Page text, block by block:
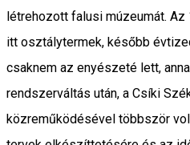
létrehozott falusi múzeumát.
itt osztálytermek, később
csaknem az enyészeté lett,
rendszerváltás után, a Csíki
közreműködésével többször